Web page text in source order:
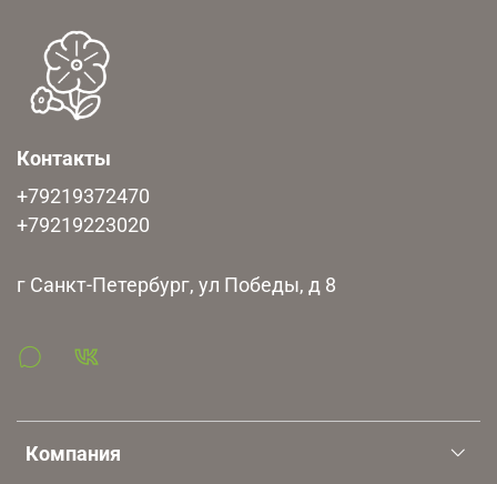
Компания
Контакты
+79219372470
+79219223020
г Санкт-Петербург, ул Победы, д 8